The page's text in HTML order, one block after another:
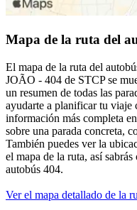
Mapa de la ruta del
El mapa de la ruta del
JOÃO - 404 de STCP se
un resumen de todas las
ayudarte a planificar tu viaje
información más completa
sobre una parada concreta,
También puedes ver la
el mapa de la ruta, así
autobús 404.
Ver el mapa detallado de la